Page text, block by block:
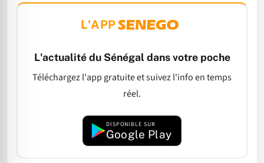
L'APP
L'actualité du Sénégal dans votre poche
Téléchargez l'app gratuite et suivez l'info en temps
réel.
DISPONIBLE SUR
Google Play